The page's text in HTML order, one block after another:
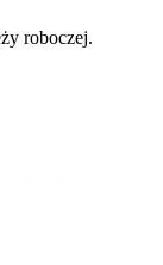
roboczej.